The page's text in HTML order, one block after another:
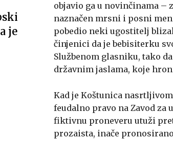
je
objavio ga u novinčinama –
naznačen mrsni i posni
pobedio neki ugostitelj
činjenici da je bebisiterku
Službenom glasniku, tako
državnim jaslama, koje
Kad je Koštunica
feudalno pravo na Zavod
fiktivnu proneveru utuži
prozaista, inače